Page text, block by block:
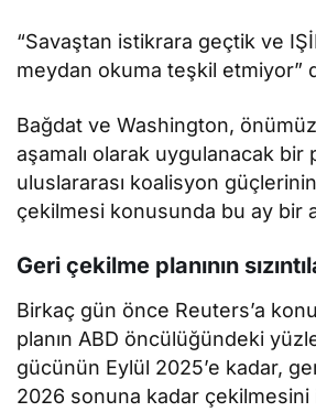
“Savaştan istikrara geçtik ve
meydan okuma teşkil etmiyor”
Bağdat ve Washington,
aşamalı olarak uygulanacak bir
uluslararası koalisyon
çekilmesi konusunda bu ay bir
Geri çekilme planının
Birkaç gün önce Reuters’a
planın ABD öncülüğündeki
gücünün Eylül 2025’e kadar,
2026 sonuna kadar çekilmesini